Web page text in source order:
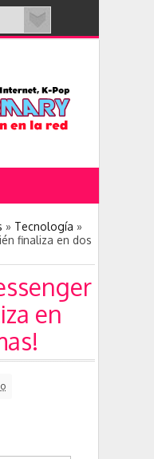
» Tecnología »
finaliza en dos
en